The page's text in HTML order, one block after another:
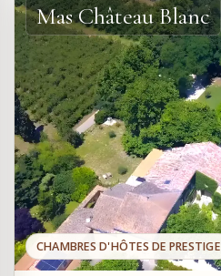
CHAMBRES D'HÔTES DE PRESTIGE
Mas Château Blanc